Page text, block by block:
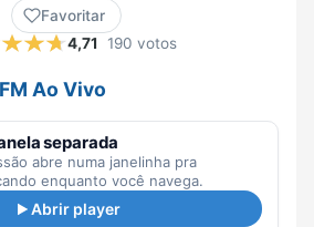
Favoritar
4,71
190 votos
Ao Vivo
separada
abre numa janelinha pra
enquanto você navega.
Abrir player